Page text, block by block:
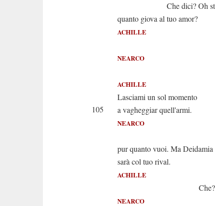
Che dici? Oh stelle!
quanto giova al tuo amor?
ACHILLE
Sì...
NEARCO
Deh
ACHILLE
Lasciami un sol momento
105
a vagheggiar quell'armi.
NEARCO
(Aimè!)
pur quanto vuoi. Ma Deidamia
sarà col tuo rival.
ACHILLE
Che?
NEARCO